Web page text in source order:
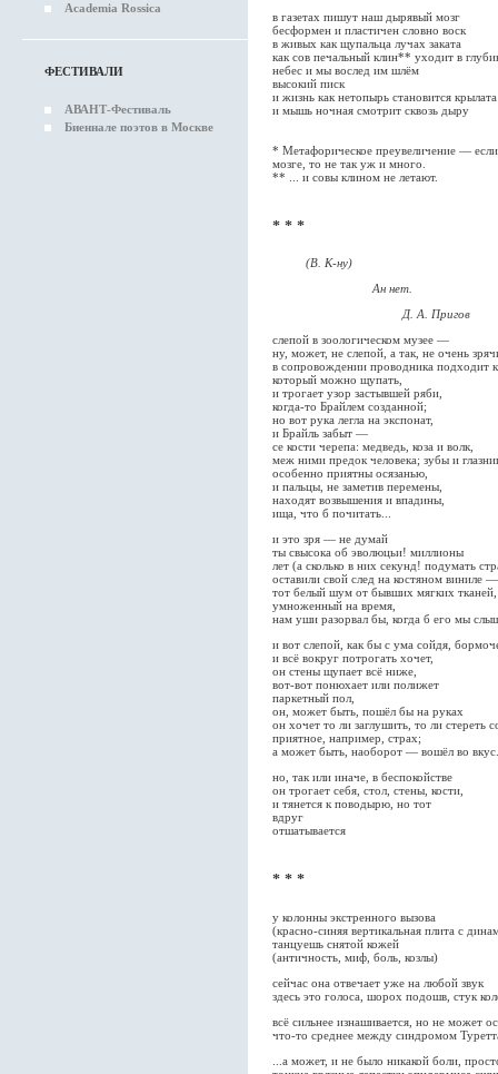
Academia Rossica
ФЕСТИВАЛИ
АВАНТ-Фестиваль
Биеннале поэтов в Москве
в газетах пишут наш дырявый мозг
бесформен и пластичен словно воск
в живых как щупальца лучах заката
как сов печальный клин** уходит в
небес и мы вослед им шлём
высокий писк
и жизнь как нетопырь становится крылата
и мышь ночная смотрит сквозь дыру
* Метафорическое преувеличение —
мозге, то не так уж и много.
** ... и совы клином не летают.
* * *
(В. К-ну)
Ан нет.
Д. А. Пригов
слепой в зоологическом музее —
ну, может, не слепой, а так, не очень
в сопровождении проводника подходит к
который можно щупать,
и трогает узор застывшей ряби,
когда-то Брайлем созданной;
но вот рука легла на экспонат,
и Брайль забыт —
се кости черепа: медведь, коза и волк,
меж ними предок человека; зубы и
особенно приятны осязанью,
и пальцы, не заметив перемены,
находят возвышения и впадины,
ища, что б почитать...
и это зря — не думай
ты свысока об эволюцьи! миллионы
лет (а сколько в них секунд! подумать
оставили свой след на костяном виниле —
тот белый шум от бывших мягких тканей,
умноженный на время,
нам уши разорвал бы, когда б его мы
и вот слепой, как бы с ума сойдя,
и всё вокруг потрогать хочет,
он стены щупает всё ниже,
вот-вот понюхает или полижет
паркетный пол,
он, может быть, пошёл бы на руках
он хочет то ли заглушить, то ли стереть
приятное, например, страх;
а может быть, наоборот — вошёл во
но, так или иначе, в беспокойстве
он трогает себя, стол, стены, кости,
и тянется к поводырю, но тот
вдруг
отшатывается
* * *
у колонны экстренного вызова
(красно-синяя вертикальная плита с
танцуешь снятой кожей
(античность, миф, боль, козлы)
сейчас она отвечает уже на любой звук
здесь это голоса, шорох подошв, стук
всё сильнее изнашивается, но не может
что-то среднее между синдромом
...а может, и не было никакой боли,